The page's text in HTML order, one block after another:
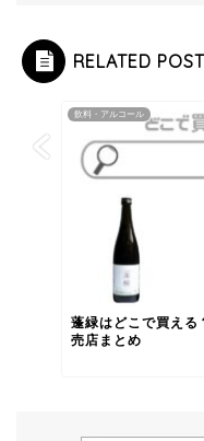
RELATED POST
飲料・アルコール
蓬緑はどこで買える
売店まとめ